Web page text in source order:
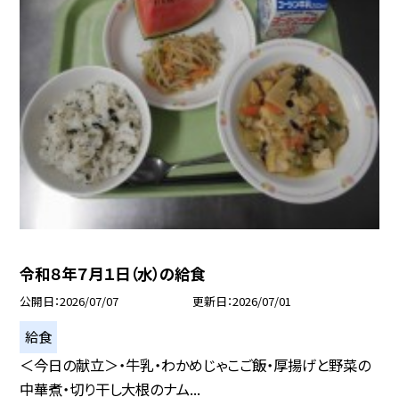
令和８年７月１日（水）の給食
公開日 2026/07/07 更新日 2026/07/01
給食
＜今日の献立＞・牛乳・わかめじゃこご飯・厚揚げと野菜の
中華煮・切り干し大根のナム...